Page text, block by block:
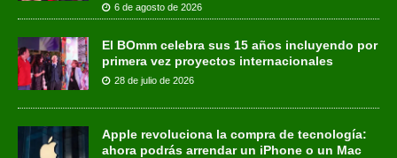
6 de agosto de 2026
El BOmm celebra sus 15 años incluyendo por
primera vez proyectos internacionales
28 de julio de 2026
Apple revoluciona la compra de tecnología:
ahora podrás arrendar un iPhone o un Mac